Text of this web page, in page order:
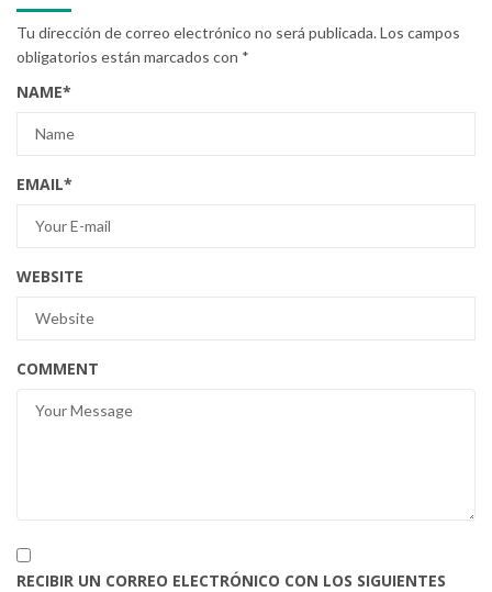
Tu dirección de correo electrónico no será publicada.Los campos
obligatorios están marcados con *
NAME*
EMAIL*
WEBSITE
COMMENT
RECIBIR UN CORREO ELECTRÓNICO CON LOS SIGUIENTES